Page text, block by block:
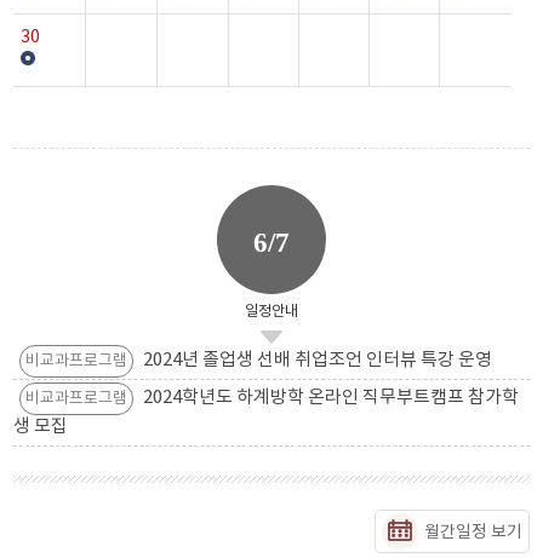
30
6/7
일정안내
비교과프로그램 2024년 졸업생 선배 취업조언 인터뷰 특강 운영
비교과프로그램
2024학년도 하계방학 온라인 직무부트캠프 참가학
생 모집
월간일정 보기